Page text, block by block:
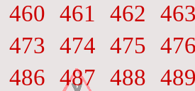
460 461 462
473 474 475
486 487 488